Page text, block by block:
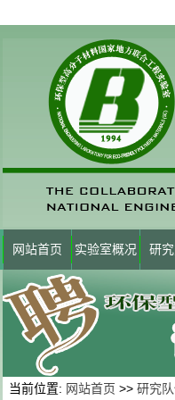
网站首页 实验室概况 研
当前位置: 网站首页 >> 研究